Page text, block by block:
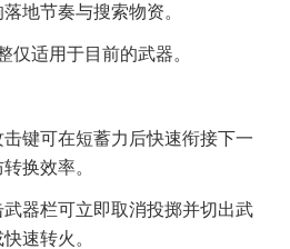
地节奏与搜索物资。
仅适用于目前的武器。
键可在短蓄力后快速衔接下一
换效率。
器栏可立即取消投掷并切出武
速转火。